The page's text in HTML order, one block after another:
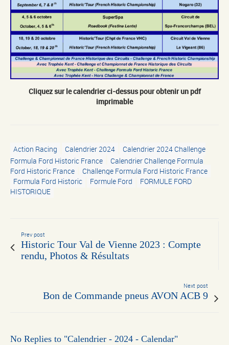
Cliquez sur le calendrier ci-dessus pour obtenir un pdf
imprimable
Action Racing Calendrier 2024
Calendrier 2024 Challenge
Formula Ford Historic France
Calendrier Challenge Formula
Ford Historic France
Challenge Formula Ford Historic France
Formula Ford Historic
Formule Ford
FORMULE FORD
HISTORIQUE
Prev post
Historic Tour Val de Vienne 2023 : Compte
rendu, Photos & Résultats
Next post
Bon de Commande pneus AVON ACB 9
No Replies to "Calendrier - 2024 - Calendar"